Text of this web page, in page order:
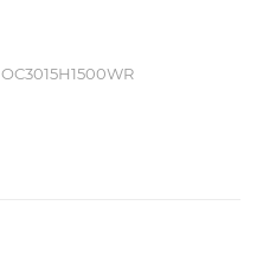
OC3015Н1500WR